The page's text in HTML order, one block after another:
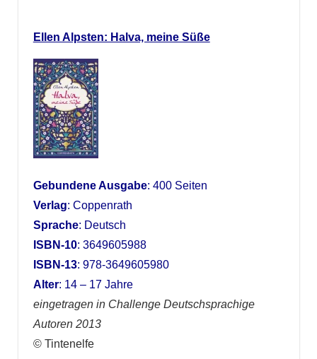
Ellen Alpsten: Halva, meine Süße
Gebundene Ausgabe: 400 Seiten
Verlag: Coppenrath
Sprache: Deutsch
ISBN-10: 3649605988
ISBN-13: 978-3649605980
Alter: 14 – 17 Jahre
eingetragen in Challenge Deutschsprachige
Autoren 2013
© Tintenelfe